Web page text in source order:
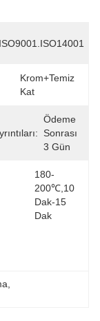
ISO9001.ISO14001
Krom+temiz
Kat
Ödeme
Sonrası
3 Gün
180-
200℃,10
Dak-15
Dak